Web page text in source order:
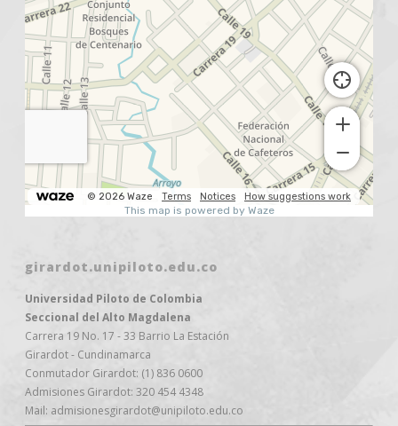
girardot.unipiloto.edu.co
Universidad Piloto de Colombia
Seccional del Alto Magdalena
Carrera 19 No. 17 - 33 Barrio La Estación
Girardot - Cundinamarca
Conmutador Girardot: (1) 836 0600
Admisiones Girardot: 320 454 4348
Mail: admisionesgirardot@unipiloto.edu.co